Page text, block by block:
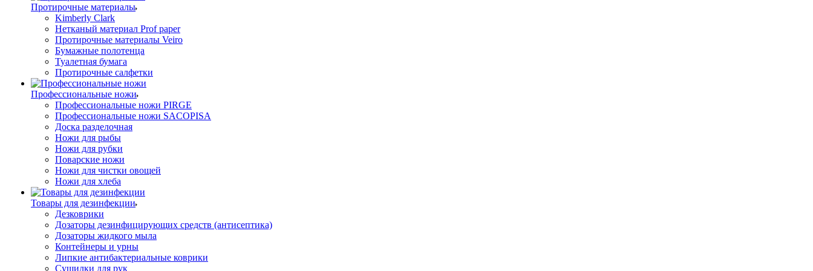
Протирочные материалы
Kimberly Clark
Нетканый материал Prof paper
Протирочные материалы Veiro
Бумажные полотенца
Туалетная бумага
Протирочные салфетки
Профессиональные ножи
Профессиональные ножи PIRGE
Профессиональные ножи SACOPISA
Доска разделочная
Ножи для рыбы
Ножи для рубки
Поварские ножи
Ножи для чистки овощей
Ножи для хлеба
Товары для дезинфекции
Дезковрики
Дозаторы дезинфицирующих средств (антисептика)
Дозаторы жидкого мыла
Контейнеры и урны
Липкие антибактериальные коврики
Сушилки для рук